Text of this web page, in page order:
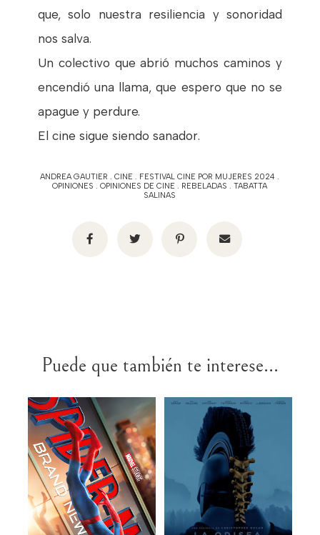
que, solo nuestra resiliencia y sonoridad
nos salva.
Un colectivo que abrió muchos caminos y
encendió una llama, que espero que no se
apague y perdure.
El cine sigue siendo sanador.
ANDREA GAUTIER .CINE . FESTIVAL CINE POR MUJERES 2024 .
OPINIONES .OPINIONES DE CINE . REBELADAS .TABATTA
SALINAS
Puede que también te interese...